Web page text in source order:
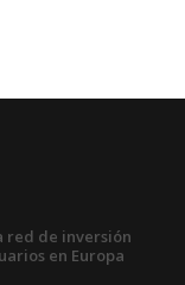
red de inversión
en Europa